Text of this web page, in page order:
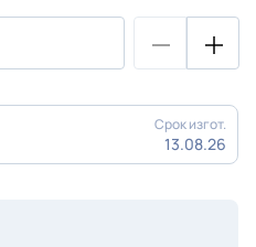
Срок изгот.
13.08.26